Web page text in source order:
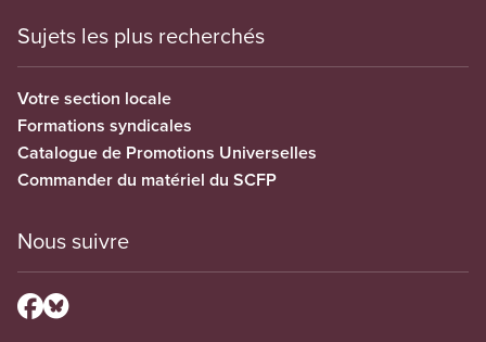
Sujets les plus recherchés
Votre section locale
Formations syndicales
Catalogue de Promotions Universelles
Commander du matériel du SCFP
Nous suivre